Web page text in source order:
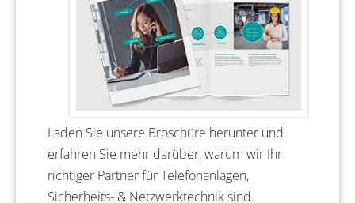
Laden Sie unsere Broschüre herunter und
erfahren Sie mehr darüber, warum wir Ihr
richtiger Partner für Telefonanlagen,
Sicherheits- & Netzwerktechnik sind.